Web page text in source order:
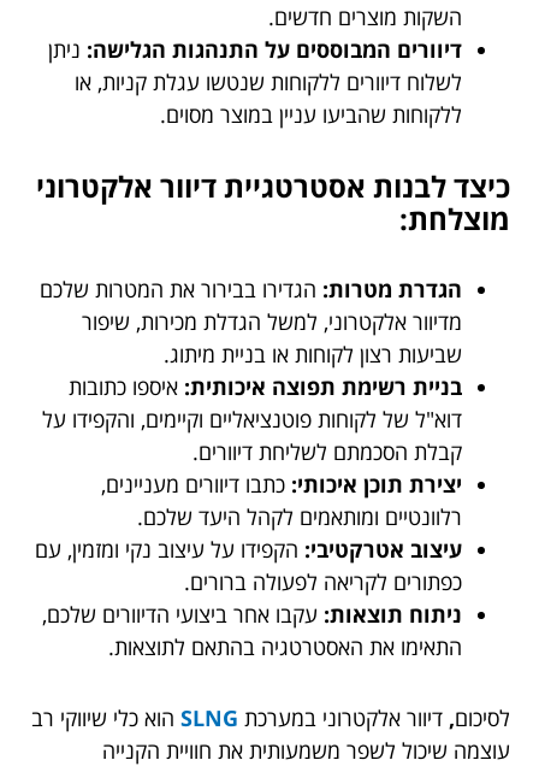
השקות מוצרים חדשים.
דיוורים המבוססים על התנהגות הגלישה: ניתן
לשלוח דיוורים ללקוחות שנטשו עגלת קניות, או
ללקוחות שהביעו עניין במוצר מסוים.
כיצד לבנות אסטרטגיית דיוור אלקטרוני
מוצלחת:
הגדרת מטרות: הגדירו בבירור את המטרות שלכם
מדיוור אלקטרוני, למשל הגדלת מכירות, שיפור
שביעות רצון לקוחות או בניית מיתוג.
בניית רשימת תפוצה איכותית: איספו כתובות
דוא"ל של לקוחות פוטנציאליים וקיימים, והקפידו על
קבלת הסכמתם לשליחת דיוורים.
יצירת תוכן איכותי: כתבו דיוורים מעניינים,
רלוונטיים ומותאמים לקהל היעד שלכם.
עיצוב אטרקטיבי: הקפידו על עיצוב נקי ומזמין, עם
כפתורים לקריאה לפעולה ברורים.
ניתוח תוצאות: עקבו אחר ביצועי הדיוורים שלכם,
התאימו את האסטרטגיה בהתאם לתוצאות.
לסיכום, דיוור אלקטרוני במערכת SLNG הוא כלי שיווקי רב
עוצמה שיכול לשפר משמעותית את חוויית הקנייה